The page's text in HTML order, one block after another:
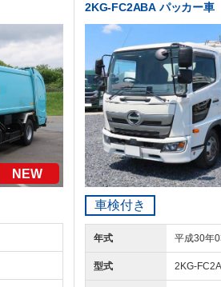
NEW
2KG-FC2ABA パッカー車
車検付き
年式 平成30年
型式 2KG-